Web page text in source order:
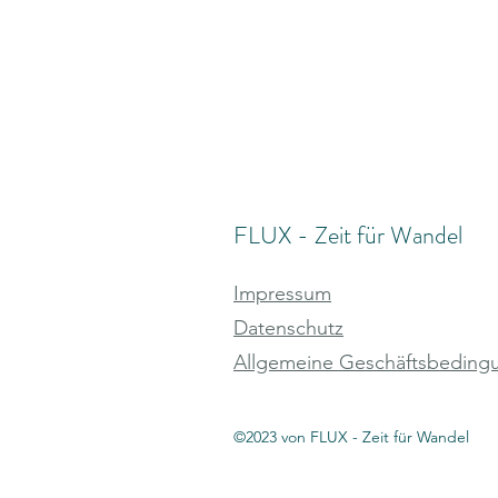
FLUX - Zeit für Wandel
Impressum
Datenschutz
Allgemeine
©2023 von FLUX - Zeit für Wandel